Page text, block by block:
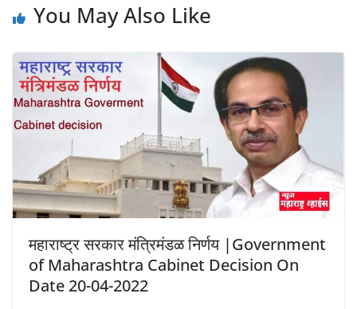
You May Also Like
महाराष्ट्र सरकार मंत्रिमंडळ निर्णय |Government
of Maharashtra Cabinet Decision On
Date 20-04-2022